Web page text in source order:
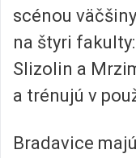
scénou
na štyri
Slizolin a
a trénujú v
Bradavice